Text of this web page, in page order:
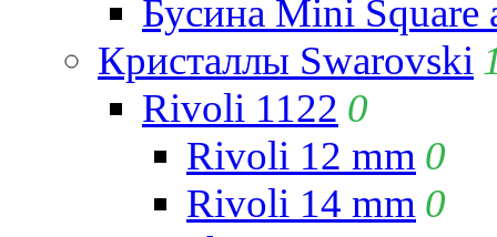
Бусина Mini Square
Кристаллы Swarovski
Rivoli 1122 0
Rivoli 12 mm 0
Rivoli 14 mm 0